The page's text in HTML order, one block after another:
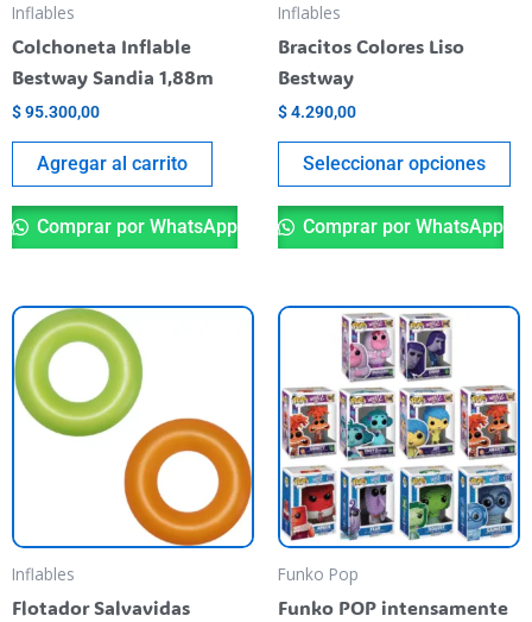
Inflables
Colchoneta Inflable
Bestway Sandia 1,88m
$95.300,00
Agregar al carrito
Comprar por WhatsApp
Inflables
Bracitos Colores Liso
Bestway
$4.290,00
Seleccionar opciones
Comprar por WhatsApp
Inflables
Flotador Salvavidas
Este
tiene
varias
variantes.
Las
opciones
se
pueden
elegir
Funko Pop
Funko POP intensamente
se